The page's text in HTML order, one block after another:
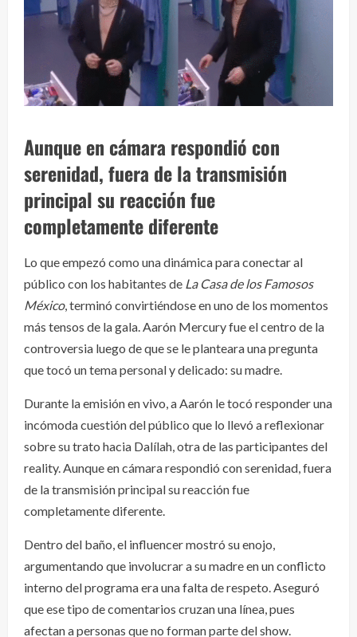
Aunque en cámara respondió con
serenidad, fuera de la transmisión
principal su reacción fue
completamente diferente
Lo que empezó como una dinámica para conectar al
público con los habitantes de La Casa de los Famosos
México, terminó convirtiéndose en uno de los momentos
más tensos de la gala. Aarón Mercury fue el centro de la
controversia luego de que se le planteara una pregunta
que tocó un tema personal y delicado: su madre.
Durante la emisión en vivo, a Aarón le tocó responder una
incómoda cuestión del público que lo llevó a reflexionar
sobre su trato hacia Dalílah, otra de las participantes del
reality. Aunque en cámara respondió con serenidad, fuera
de la transmisión principal su reacción fue
completamente diferente.
Dentro del baño, el influencer mostró su enojo,
argumentando que involucrar a su madre en un conflicto
interno del programa era una falta de respeto. Aseguró
que ese tipo de comentarios cruzan una línea, pues
afectan a personas que no forman parte del show.